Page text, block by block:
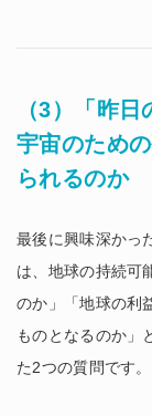
（3）「昨
宇宙のため
られるのか
最後に興味深かっ
は、地球の持続可
のか」「地球の利
ものとなるのか」
た2つの質問です。